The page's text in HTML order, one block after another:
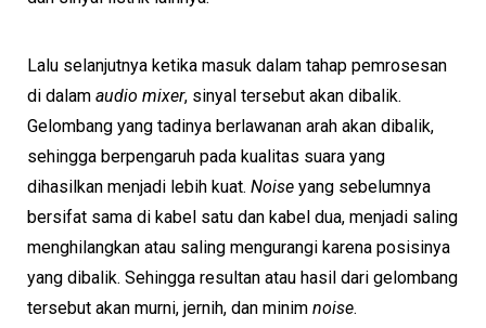
Lalu selanjutnya ketika masuk dalam tahap pemrosesan
di dalam audio mixer, sinyal tersebut akan dibalik.
Gelombang yang tadinya berlawanan arah akan dibalik,
sehingga berpengaruh pada kualitas suara yang
dihasilkan menjadi lebih kuat. Noise yang sebelumnya
bersifat sama di kabel satu dan kabel dua, menjadi saling
menghilangkan atau saling mengurangi karena posisinya
yang dibalik. Sehingga resultan atau hasil dari gelombang
tersebut akan murni, jernih, dan minim noise.